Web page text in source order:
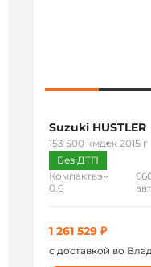
Suzuki HUSTLER
153 500 кмдек 2015 г
Без ДТП
Компактвэн
0.6
1 261 529 ₽
с доставкой во